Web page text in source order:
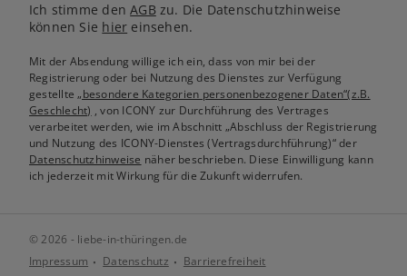
Ich stimme denAGB zu. Die Datenschutzhinweise
können Sie hier einsehen.
Mit der Absendung willige ich ein, dass von mir bei der
Registrierung oder bei Nutzung des Dienstes zur Verfügung
gestellte„besondere Kategorien personenbezogener Daten“(z.B.
Geschlecht) , von ICONY zur Durchführung des Vertrages
verarbeitet werden, wie im Abschnitt „Abschluss der Registrierung
und Nutzung des ICONY-Dienstes (Vertragsdurchführung)“ der
Datenschutzhinweise näher beschrieben. Diese Einwilligung kann
ich jederzeit mit Wirkung für die Zukunft widerrufen.
© 2026 - liebe-in-thüringen.de
Impressum
Datenschutz Barrierefreiheit